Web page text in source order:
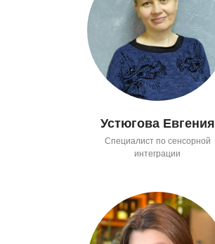
Устюгова Евгения
Специалист по сенсорной
интеграции